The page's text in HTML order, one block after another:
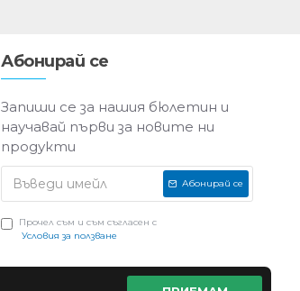
Абонирай се
Запиши се за нашия бюлетин и
научавай първи за новите ни
продукти
Абонирай се
Прочел съм и съм съгласен с
Условия за ползване